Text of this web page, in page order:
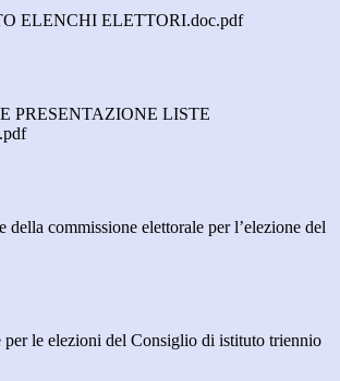
ELENCHI ELETTORI.doc.pdf
PRESENTAZIONE LISTE
della commissione elettorale per l’elezione del
le elezioni del Consiglio di istituto triennio